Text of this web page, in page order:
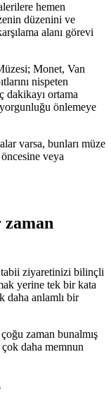
hemen
düzenini ve
alanı görevi
Monet, Van
nispeten
dakikayı ortama
önlemeye
varsa, bunları müze
veya
zaman
ziyaretinizi bilinçli
yerine tek bir kata
daha anlamlı bir
zaman bunalmış
çok daha memnun